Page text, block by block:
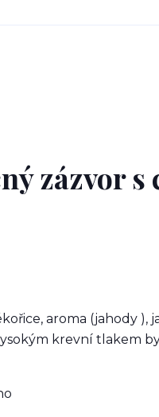
zázvor
aroma (jahody ),
krevní tlakem